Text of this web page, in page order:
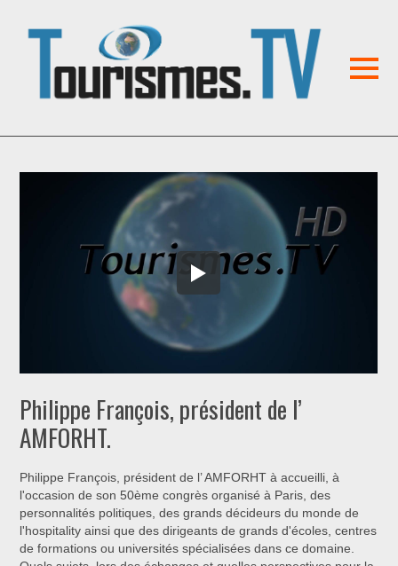
Philippe François, président de l’
AMFORHT.
Philippe François, président de l’ AMFORHT à accueilli, à
l'occasion de son 50ème congrès organisé à Paris, des
personnalités politiques, des grands décideurs du monde de
l'hospitality ainsi que des dirigeants de grands d'écoles, centres
de formations ou universités spécialisées dans ce domaine.